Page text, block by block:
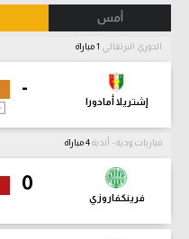
أمس
الدوري البرتغالي
-
إشتريلا أمادورا
مباريات ودية - أندية
0
فرينكفاروزي